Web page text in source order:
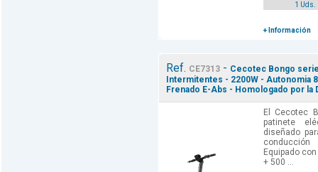
1 Uds.
+ Información
Ref. CE7313- Cecotec Bongo
Intermitentes - 2200W - Autonomia
Frenado E-Abs - Homologado por
El Cecotec
patinete
diseñado
Equipado
+ 500 ...